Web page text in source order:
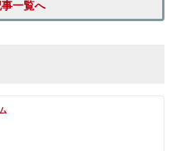
一覧へ